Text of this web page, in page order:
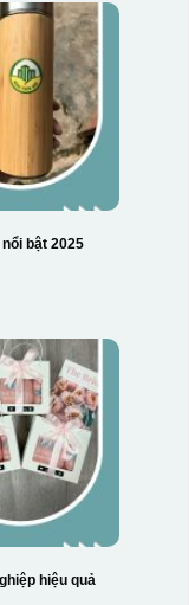
bật 2025
hiệu quả